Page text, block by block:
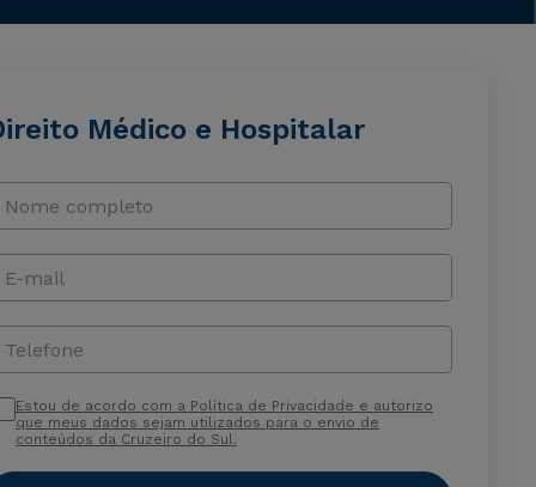
Médico e Hospitalar
Nome completo
E-mail
Telefone
Estou de acordo com a Política de Privacidade e autorizo
que meus dados sejam utilizados para o envio de
conteúdos da Cruzeiro do Sul.